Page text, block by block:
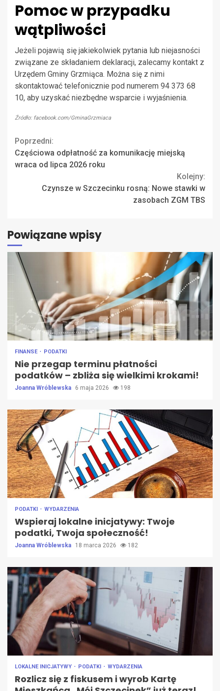
Pomoc w przypadku
wątpliwości
Jeżeli pojawią się jakiekolwiek pytania lub niejasności
związane ze składaniem deklaracji, zalecamy kontakt z
Urzędem Gminy Grzmiąca. Można się z nimi
skontaktować telefonicznie pod numerem 94 373 68
10, aby uzyskać niezbędne wsparcie i wyjaśnienia.
Źródło: facebook.com/GminaGrzmiaca
Continue
Reading
Poprzedni:
Częściowa odpłatność za komunikację miejską
wraca od lipca 2026 roku
Kolejny:
Czynsze w Szczecinku rosną: Nowe stawki w
zasobach ZGM TBS
Powiązane wpisy
FINANSE PODATKI
Nie przegap terminu płatności
podatków – zbliża się wielkimi krokami!
Joanna Wróblewska 6 maja 2026 198
PODATKI WYDARZENIA
Wspieraj lokalne inicjatywy: Twoje
podatki, Twoja społeczność!
Joanna Wróblewska 18 marca 2026 182
LOKALNE INICJATYWY PODATKI WYDARZENIA
Rozlicz się z fiskusem i wyrob Kartę